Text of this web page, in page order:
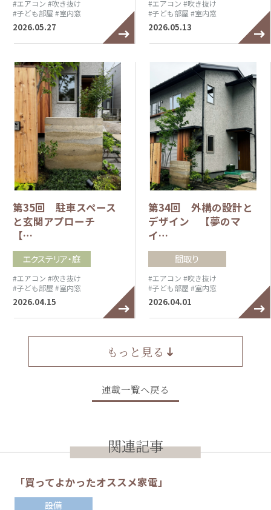
#エアコン #吹き抜け
#子ども部屋 #室内窓
2026.05.27
#エアコン #吹き抜け
#子ども部屋 #室内窓
2026.05.13
第35回 駐車スペース
と玄関アプローチ
【…
エクステリア・庭
#エアコン #吹き抜け
#子ども部屋 #室内窓
2026.04.15
第34回 外構の設計と
デザイン 【夢のマ
イ…
間取り
#エアコン #吹き抜け
#子ども部屋 #室内窓
2026.04.01
もっと見る
連載一覧へ戻る
関連記事
「買ってよかったオススメ家電」
設備